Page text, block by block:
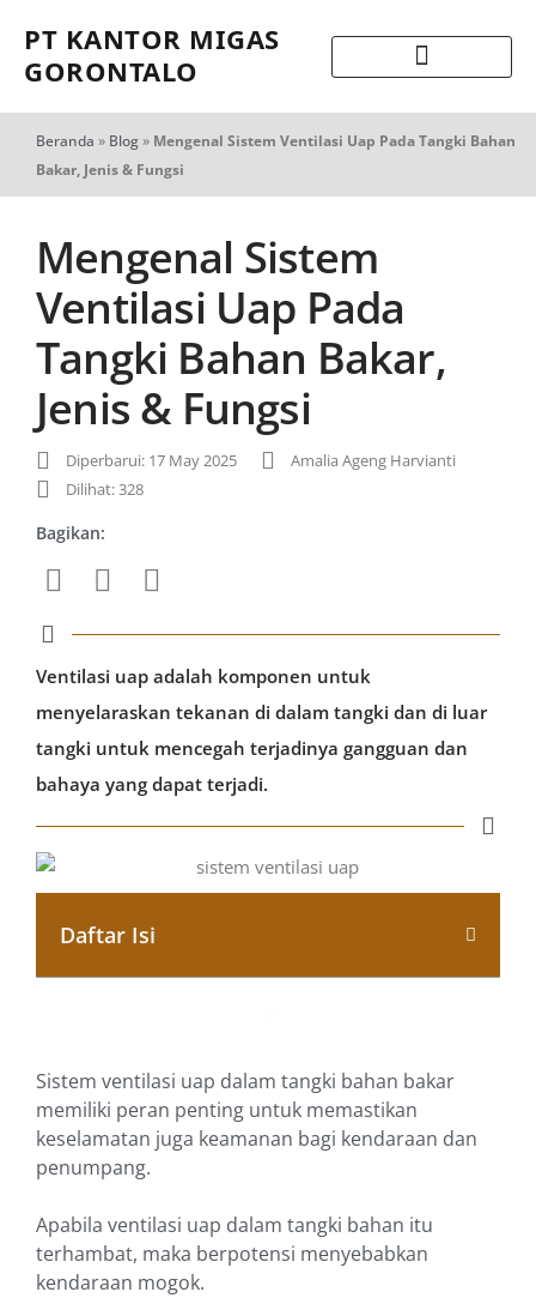
PT KANTOR MIGAS
GORONTALO
Beranda » Blog» Mengenal Sistem Ventilasi Uap Pada Tangki Bahan
Bakar, Jenis & Fungsi
Mengenal Sistem
Ventilasi Uap Pada
Tangki Bahan Bakar,
Jenis & Fungsi
Diperbarui: 17 May 2025
Amalia Ageng Harvianti
Dilihat: 328
Bagikan:
Ventilasi uap adalah komponen untuk
menyelaraskan tekanan di dalam tangki dan di luar
tangki untuk mencegah terjadinya gangguan dan
bahaya yang dapat terjadi.
Daftar Isi
Sistem ventilasi uap dalam tangki bahan bakar
memiliki peran penting untuk memastikan
keselamatan juga keamanan bagi kendaraan dan
penumpang.
Apabila ventilasi uap dalam tangki bahan itu
terhambat, maka berpotensi menyebabkan
kendaraan mogok.